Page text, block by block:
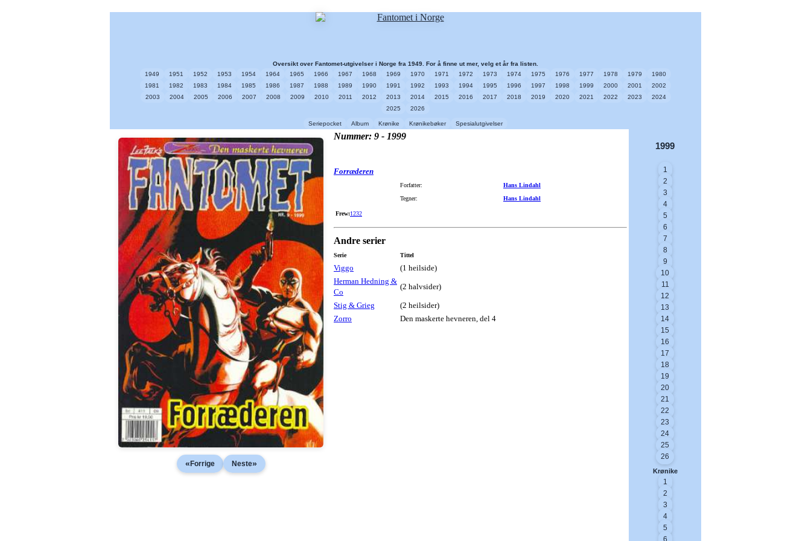
Oversikt over Fantomet-utgivelser i Norge fra 1949. For å finne ut mer, velg et år fra listen.
1949
1951 1952 1953 1954 1964 1965 1966 1967 1968 1969 1970 1971 1972 1973 1974 1975 1976 1977 1978 1979
1980
1981
1982 1983 1984 1985 1986 1987 1988 1989 1990 1991 1992 1993 1994 1995 1996 1997 1998 1999 2000 2001
2002
2003
2004 2005 2006 2007 2008 2009 2010 2011 2012 2013 2014 2015 2016 2017 2018 2019 2020 2021 2022 2023
2024
2025
2026
Seriepocket Album Krønike Krønikebøker Spesialutgivelser
« Forrige Neste»
Nummer: 9 - 1999
Forræderen
Forfatter:
Hans Lindahl
Tegner:
Hans Lindahl
Frew:1232
Andre serier
Serie Tittel
Viggo
(1 heilside)
Herman Hedning &
Co
(2 halvsider)
Stig & Grieg
(2 heilsider)
Zorro
Den maskerte hevneren, del 4
1999
1
2
3
4
5
6
7
8
9
10
11
12
13
14
15
16
17
18
19
20
21
22
23
24
25
26
Krønike
1
2
3
4
5
6